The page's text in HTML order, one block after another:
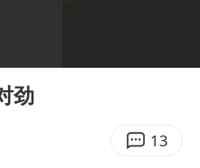
见泽连斯基有何意图
劲
13